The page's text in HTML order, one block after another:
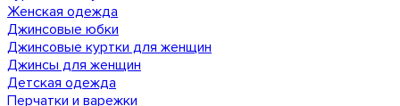
Женская одежда
Джинсовые юбки
Джинсовые куртки для женщин
Джинсы для женщин
Детская одежда
Перчатки и варежки